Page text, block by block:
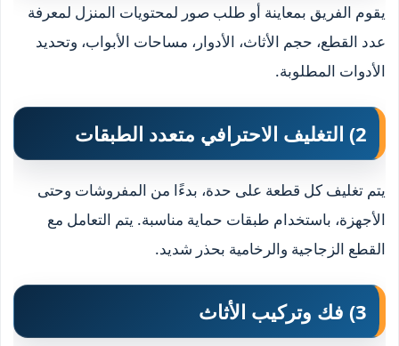
يقوم الفريق بمعاينة أو طلب صور لمحتويات المنزل لمعرفة
عدد القطع، حجم الأثاث، الأدوار، مساحات الأبواب، وتحديد
الأدوات المطلوبة.
2) التغليف الاحترافي متعدد الطبقات
يتم تغليف كل قطعة على حدة، بدءًا من المفروشات وحتى
الأجهزة، باستخدام طبقات حماية مناسبة. يتم التعامل مع
القطع الزجاجية والرخامية بحذر شديد.
3) فك وتركيب الأثاث